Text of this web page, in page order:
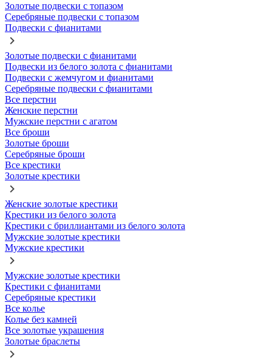
Золотые подвески с топазом
Серебряные подвески с топазом
Подвески с фианитами
Золотые подвески с фианитами
Подвески из белого золота с фианитами
Подвески с жемчугом и фианитами
Серебряные подвески с фианитами
Все перстни
Женские перстни
Мужские перстни с агатом
Все броши
Золотые броши
Серебряные броши
Все крестики
Золотые крестики
Женские золотые крестики
Крестики из белого золота
Крестики с бриллиантами из белого золота
Мужские золотые крестики
Мужские крестики
Мужские золотые крестики
Крестики с фианитами
Серебряные крестики
Все колье
Колье без камней
Все золотые украшения
Золотые браслеты